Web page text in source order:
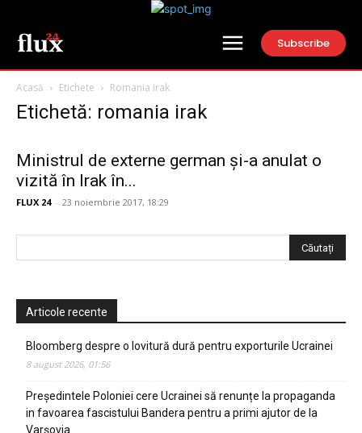
Subscribe
Acasă Etichete Romania irak
Etichetă: romania irak
Ministrul de externe german și-a anulat o
vizită în Irak în...
FLUX 24 - 23 noiembrie 2017, 18:29
Articole recente
Bloomberg despre o lovitură dură pentru exporturile Ucrainei
8 august 2026, 01:56
Președintele Poloniei cere Ucrainei să renunțe la propaganda
in favoarea fascistului Bandera pentru a primi ajutor de la
Varșovia